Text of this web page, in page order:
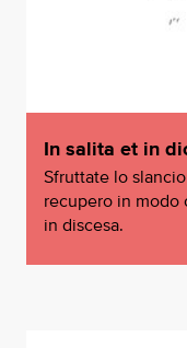
In salita et in
Sfruttate lo
recupero in modo
in discesa.